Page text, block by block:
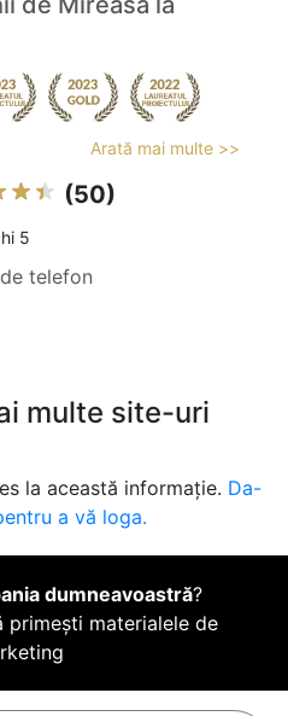
Arată mai multe >>
(50)
5
telefon
multe site-uri
la această informație. Da-
a vă loga.
dumneavoastră?
primești materialele de